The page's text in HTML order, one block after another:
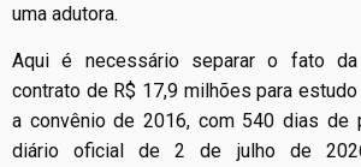
uma adutora.
Aqui é necessário separar o fato da
contrato de R$ 17,9 milhões para
a convênio de 2016, com 540 dias de
diário oficial de 2 de julho de